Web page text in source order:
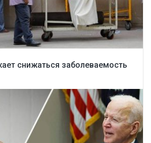
снижаться заболеваемость